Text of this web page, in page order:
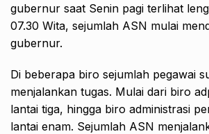
gubernur saat Senin pagi terlihat
07.30 Wita, sejumlah ASN mulai
gubernur.
Di beberapa biro sejumlah pegawai
menjalankan tugas. Mulai dari biro
lantai tiga, hingga biro administrasi
lantai enam. Sejumlah ASN